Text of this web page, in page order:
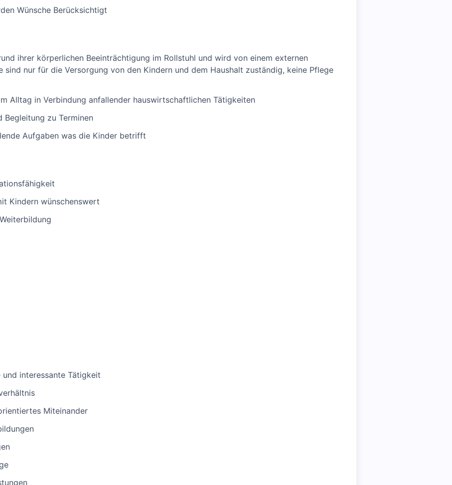
Wünsche Berücksichtigt
ihrer körperlichen Beeinträchtigung im Rollstuhl und wird von einem externen
sind nur für die Versorgung von den Kindern und dem Haushalt zuständig, keine Pflege
Alltag in Verbindung anfallender hauswirtschaftlichen Tätigkeiten
Begleitung zu Terminen
Aufgaben was die Kinder betrifft
Kindern wünschenswert
und interessante Tätigkeit
Miteinander